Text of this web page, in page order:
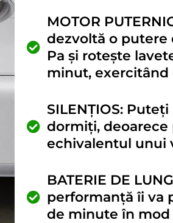
MOTOR
dezvoltă o putere
Pa și rotește
minut, exercitând
SILENȚIOS:
dormiți, deoarece
echivalentul unui
BATERIE DE
performanță îi va
de minute în